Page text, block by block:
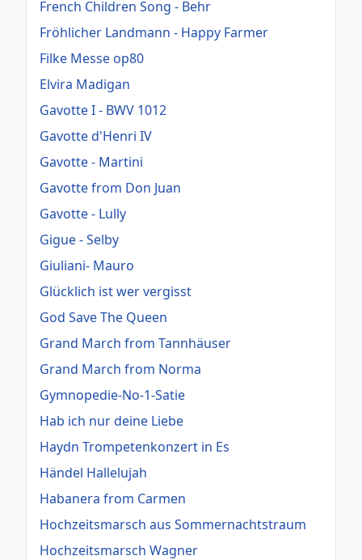
French Children Song - Behr
Fröhlicher Landmann - Happy Farmer
Filke Messe op80
Elvira Madigan
Gavotte I - BWV 1012
Gavotte d'Henri IV
Gavotte - Martini
Gavotte from Don Juan
Gavotte - Lully
Gigue - Selby
Giuliani- Mauro
Glücklich ist wer vergisst
God Save The Queen
Grand March from Tannhäuser
Grand March from Norma
Gymnopedie-No-1-Satie
Hab ich nur deine Liebe
Haydn Trompetenkonzert in Es
Händel Hallelujah
Habanera from Carmen
Hochzeitsmarsch aus Sommernachtstraum
Hochzeitsmarsch Wagner